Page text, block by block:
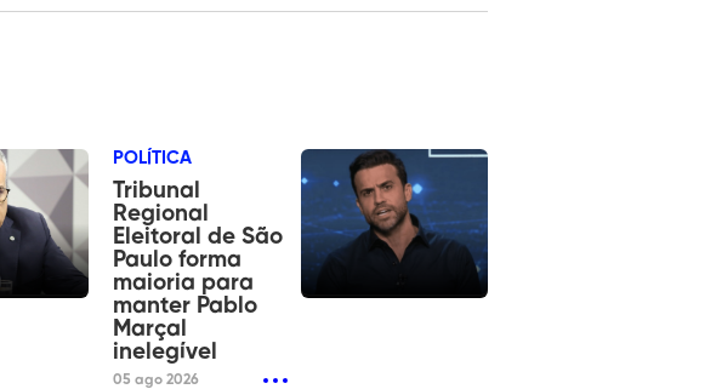
POLÍTICA
Tribunal
Regional
Eleitoral de São
Paulo forma
maioria para
manter Pablo
Marçal
inelegível
05 ago 2026